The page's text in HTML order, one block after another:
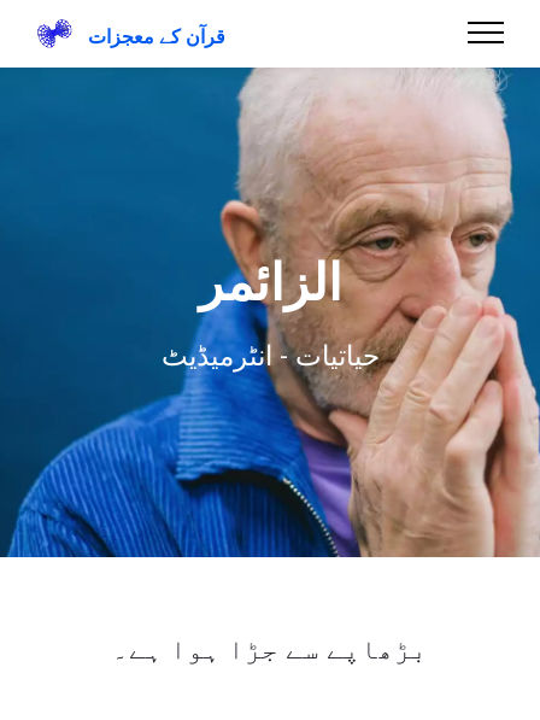
قرآن کے معجزات
الزائمر
حیاتیات - انٹرمیڈیٹ
بڑھاپے سے جڑا ہوا ہے۔